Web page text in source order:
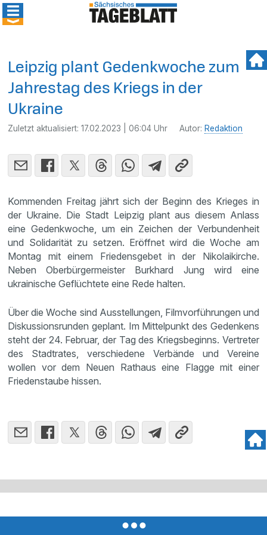
Leipzig plant Gedenkwoche zum
Jahrestag des Kriegs in der
Ukraine
Zuletzt aktualisiert:17.02.2023 | 06:04 Uhr Autor: Redaktion
Kommenden Freitag jährt sich der Beginn des Krieges in
der Ukraine. Die Stadt Leipzig plant aus diesem Anlass
eine Gedenkwoche, um ein Zeichen der Verbundenheit
und Solidarität zu setzen. Eröffnet wird die Woche am
Montag mit einem Friedensgebet in der Nikolaikirche.
Neben Oberbürgermeister Burkhard Jung wird eine
ukrainische Geflüchtete eine Rede halten.
Über die Woche sind Ausstellungen, Filmvorführungen und
Diskussionsrunden geplant. Im Mittelpunkt des Gedenkens
steht der 24. Februar, der Tag des Kriegsbeginns. Vertreter
des Stadtrates, verschiedene Verbände und Vereine
wollen vor dem Neuen Rathaus eine Flagge mit einer
Friedenstaube hissen.